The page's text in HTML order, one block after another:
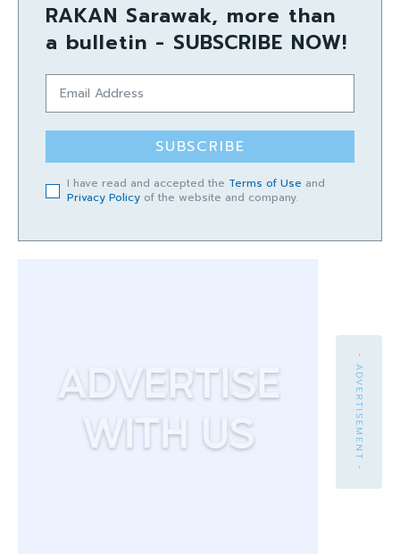
RAKAN Sarawak, more than
a bulletin - SUBSCRIBE NOW!
SUBSCRIBE
I have read and accepted the Terms of Use and
Privacy Policy of the website and company.
- ADVERTISEMENT -